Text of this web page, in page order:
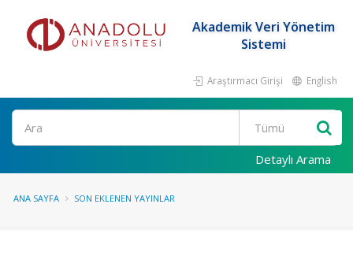
Akademik Veri Yönetim
Sistemi
Araştırmacı Girişi English
Ara
Detaylı Arama
ANA SAYFA SON EKLENEN YAYINLAR